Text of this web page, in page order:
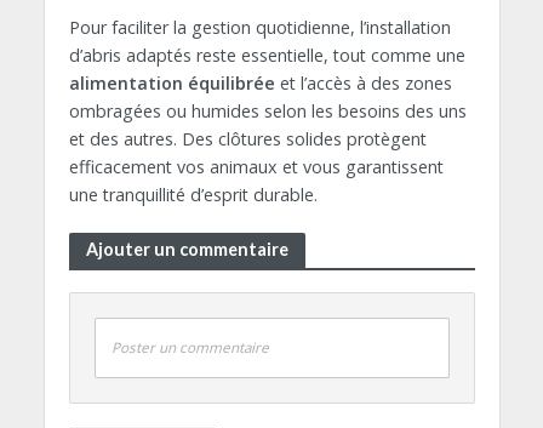
Pour faciliter la gestion quotidienne, l’installation
d’abris adaptés reste essentielle, tout comme une
alimentation équilibrée et l’accès à des zones
ombragées ou humides selon les besoins des uns
et des autres. Des clôtures solides protègent
efficacement vos animaux et vous garantissent
une tranquillité d’esprit durable.
Ajouter un commentaire
Poster un commentaire